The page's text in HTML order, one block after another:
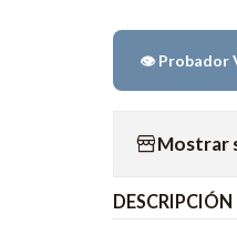
👁️ Probador
Mostrar
DESCRIPCIÓN